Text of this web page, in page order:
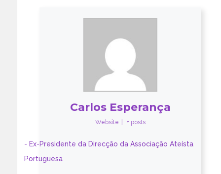
Carlos Esperança
Website + posts
- Ex-Presidente da Direcção da Associação Ateísta
Portuguesa